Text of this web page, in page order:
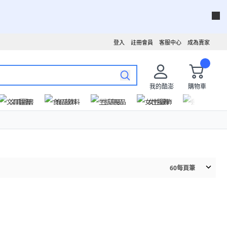
成為賣家
客服中心
註冊會員
登入
我的酷澎
購物車
文具圖書
食品飲料 生活用品 女性服飾
60每頁筆